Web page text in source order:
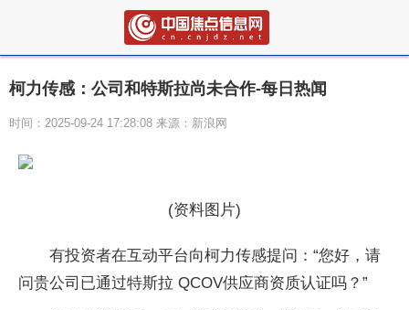
柯力传感：公司和特斯拉尚未合作-每日热闻
时间：2025-09-24 17:28:08 来源：新浪网
(资料图片)
有投资者在互动平台向柯力传感提问：“您好，请
问贵公司已通过特斯拉 QCOV供应商资质认证吗？”